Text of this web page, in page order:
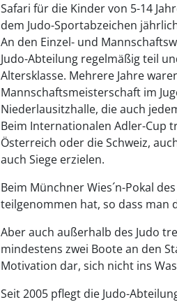
Safari für die Kinder von 5-14
dem Judo-Sportabzeichen
An den Einzel- und
Judo-Abteilung regelmäßig teil
Altersklasse. Mehrere Jahre
Mannschaftsmeisterschaft im
Niederlausitzhalle, die auch
Beim Internationalen Adler-Cup
Österreich oder die Schweiz,
auch Siege erzielen.
Beim Münchner Wies´n-Pokal
teilgenommen hat, so dass man
Aber auch außerhalb des Judo
mindestens zwei Boote an den
Motivation dar, sich nicht ins
Seit 2005 pflegt die Judo-